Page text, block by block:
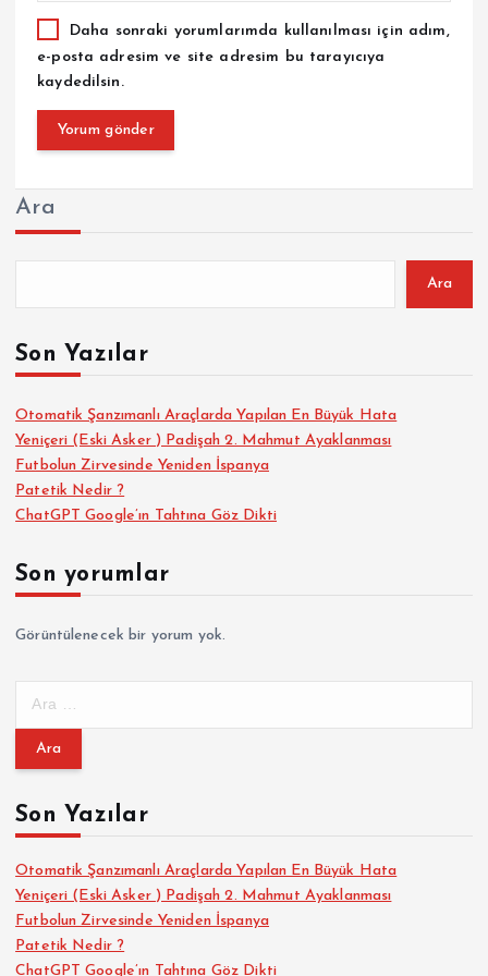
Daha sonraki yorumlarımda kullanılması için adım,
e-posta adresim ve site adresim bu tarayıcıya
kaydedilsin.
Ara
Ara
Son Yazılar
Otomatik Şanzımanlı Araçlarda Yapılan En Büyük Hata
Yeniçeri (Eski Asker ) Padişah 2. Mahmut Ayaklanması
Futbolun Zirvesinde Yeniden İspanya
Patetik Nedir ?
ChatGPT Google’ın Tahtına Göz Dikti
Son yorumlar
Görüntülenecek bir yorum yok.
m
:Son Yazılar
Otomatik Şanzımanlı Araçlarda Yapılan En Büyük Hata
Yeniçeri (Eski Asker ) Padişah 2. Mahmut Ayaklanması
Futbolun Zirvesinde Yeniden İspanya
Patetik Nedir ?
ChatGPT Google’ın Tahtına Göz Dikti